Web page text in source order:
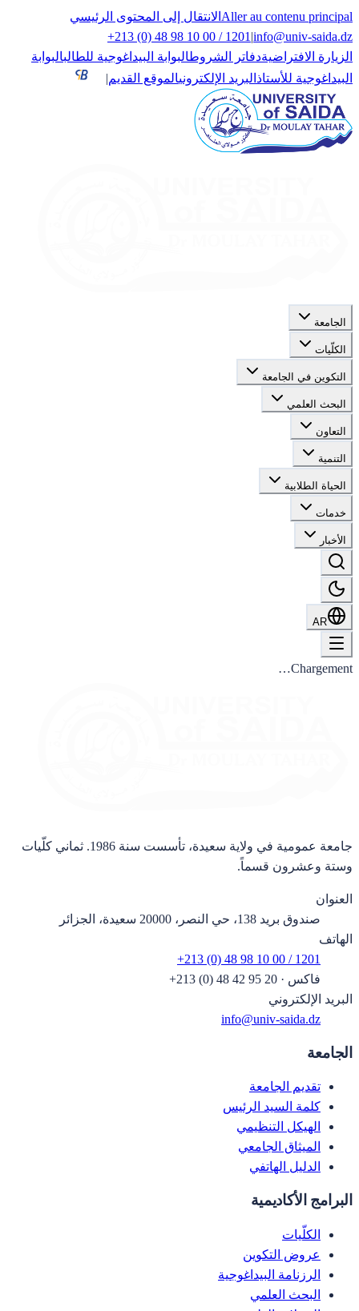
Aller au contenu principal الانتقال إلى المحتوى الرئيسي
info@univ-saida.dz
|
+213 (0) 48 98 10 00 / 1201
الزيارة الافتراضيةدفاتر الشروطالبوابة البيداغوجية للطالبالبوابة
البيداغوجية للأستاذ البريد الإلكترونيالموقع القديم|
الجامعة
الكلّيات
التكوين في الجامعة
البحث العلمي
التعاون
التنمية
الحياة الطلابية
خدمات
الأخبار
AR
Chargement…
جامعة عمومية في ولاية سعيدة، تأسست سنة 1986. ثماني كلّيات
وستة وعشرون قسماً.
العنوان
صندوق بريد 138، حي النصر، 20000 سعيدة، الجزائر
الهاتف
+213 (0) 48 98 10 00 / 1201
فاكس ·
+213 (0) 48 42 95 20
البريد الإلكتروني
info@univ-saida.dz
الجامعة
تقديم الجامعة
كلمة السيد الرئيس
الهيكل التنظيمي
الميثاق الجامعي
الدليل الهاتفي
البرامج الأكاديمية
الكلّيات
عروض التكوين
الرزنامة البيداغوجية
البحث العلمي